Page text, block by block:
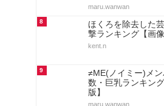
maru.wanwan
8
ほくろを除去した
撃ランキング【画
kent.n
9
≠ME(ノイミー)メ
数・巨乳ランキン
版】
maru.wanwan